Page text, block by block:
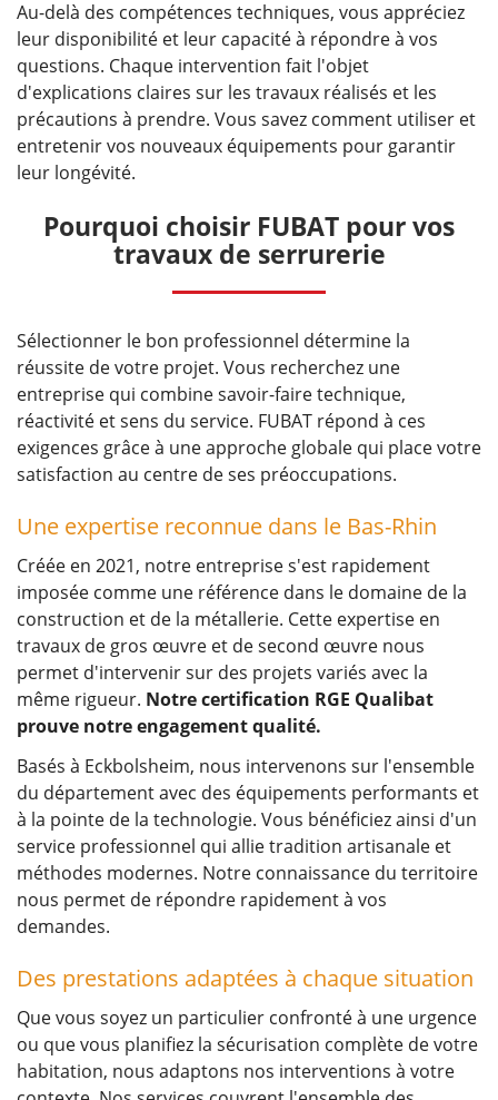
Au-delà des compétences techniques, vous appréciez
leur disponibilité et leur capacité à répondre à vos
questions. Chaque intervention fait l'objet
d'explications claires sur les travaux réalisés et les
précautions à prendre. Vous savez comment utiliser et
entretenir vos nouveaux équipements pour garantir
leur longévité.
Pourquoi choisir FUBAT pour vos
travaux de serrurerie
Sélectionner le bon professionnel détermine la
réussite de votre projet. Vous recherchez une
entreprise qui combine savoir-faire technique,
réactivité et sens du service. FUBAT répond à ces
exigences grâce à une approche globale qui place votre
satisfaction au centre de ses préoccupations.
Une expertise reconnue dans le Bas-Rhin
Créée en 2021, notre entreprise s'est rapidement
imposée comme une référence dans le domaine de la
construction et de la métallerie. Cette expertise en
travaux de gros œuvre et de second œuvre nous
permet d'intervenir sur des projets variés avec la
même rigueur. Notre certification RGE Qualibat
prouve notre engagement qualité.
Basés à Eckbolsheim, nous intervenons sur l'ensemble
du département avec des équipements performants et
à la pointe de la technologie. Vous bénéficiez ainsi d'un
service professionnel qui allie tradition artisanale et
méthodes modernes. Notre connaissance du territoire
nous permet de répondre rapidement à vos
demandes.
Des prestations adaptées à chaque situation
Que vous soyez un particulier confronté à une urgence
ou que vous planifiez la sécurisation complète de votre
habitation, nous adaptons nos interventions à votre